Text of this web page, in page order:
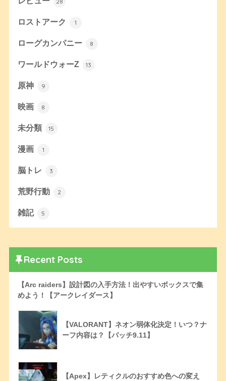
ロストアーク 1
ローグカンパニー 8
ワールドウォーZ 13
原神 9
映画 8
未分類 15
漫画 1
脳トレ 3
荒野行動 2
雑記 5
Recent Posts
【Arc raiders】設計図の入手方法！出やすいボックスで集
めよう！【アークレイダース】
【VALORANT】ネオン弱体化決定！いつ？ナ
ーフ内容は？【パッチ9.11】
【Apex】レティクルのおすすめ色への変え